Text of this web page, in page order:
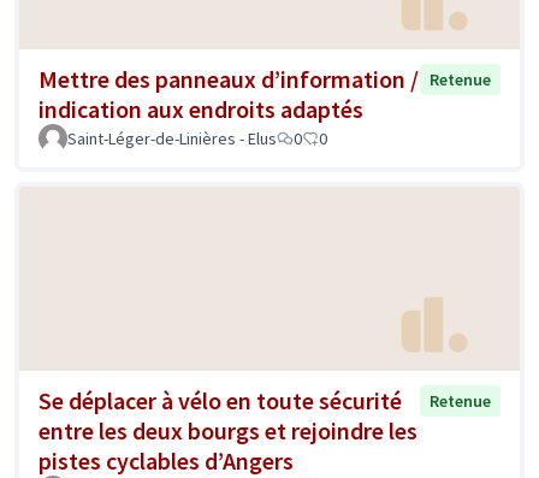
Mettre des panneaux d’information /
indication aux endroits adaptés
Retenue
Saint-Léger-de-Linières - Elus 0 0
Se déplacer à vélo en toute sécurité
entre les deux bourgs et rejoindre les
pistes cyclables d’Angers
Retenue